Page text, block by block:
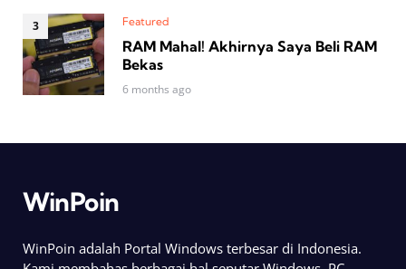
Featured
RAM Mahal! Akhirnya Saya Beli RAM
Bekas
6 months ago
WinPoin
WinPoin adalah Portal Windows terbesar di Indonesia.